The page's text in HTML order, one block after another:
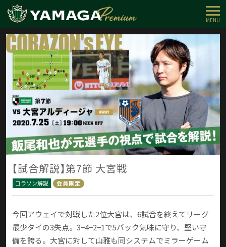
MENU
【試合解説】第7節 大宮戦
コラソン解説 会員限定
今回アウェイで対戦した2位大宮は、6試合を終えてリーグ
最少タイの3失点。3−4−2−1で5バック気味に守り、堅い守
備を誇る。大宮に対して山雅も同システムでミラーゲーム